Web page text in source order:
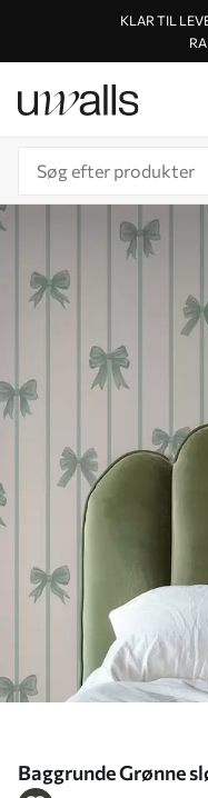
KLAR TIL
Baggrunde Grønne